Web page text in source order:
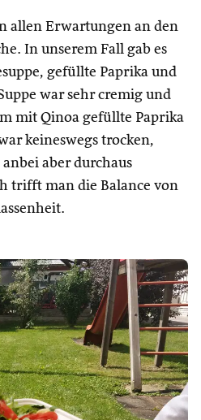
allen Erwartungen an den
In unserem Fall gab es
gefüllte Paprika und
war sehr cremig und
mit Qinoa gefüllte Paprika
keineswegs trocken,
aber durchaus
trifft man die Balance von